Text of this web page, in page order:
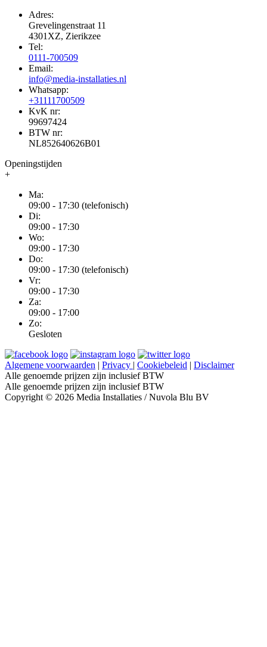
Adres:
Grevelingenstraat 11
4301XZ, Zierikzee
Tel:
0111-700509
Email:
info@media-installaties.nl
Whatsapp:
+31111700509
KvK nr:
99697424
BTW nr:
NL852640626B01
Openingstijden
+
Ma:
09:00 - 17:30 (telefonisch)
Di:
09:00 - 17:30
Wo:
09:00 - 17:30
Do:
09:00 - 17:30 (telefonisch)
Vr:
09:00 - 17:30
Za:
09:00 - 17:00
Zo:
Gesloten
Algemene voorwaarden | Privacy | Cookiebeleid | Disclaimer
Alle genoemde prijzen zijn inclusief BTW
Alle genoemde prijzen zijn inclusief BTW
Copyright © 2026 Media Installaties / Nuvola Blu BV